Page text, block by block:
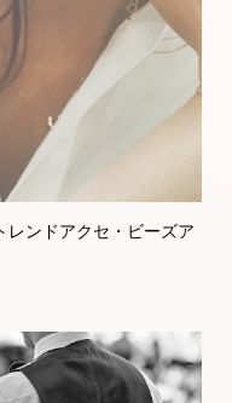
レンドアクセ・ビーズア